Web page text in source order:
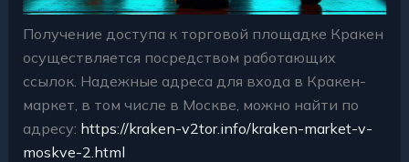
Получение доступа к торговой площадке Кракен
осуществляется посредством работающих
ссылок. Надежные адреса для входа в Кракен-
маркет, в том числе в Москве, можно найти по
адресу: https://kraken-v2tor.info/kraken-market-v-
moskve-2.html